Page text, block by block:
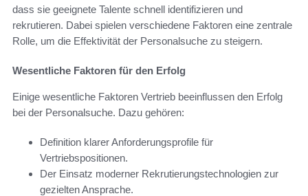
dass sie geeignete Talente schnell identifizieren und
rekrutieren. Dabei spielen verschiedene Faktoren eine zentrale
Rolle, um die Effektivität der Personalsuche zu steigern.
Wesentliche Faktoren für den Erfolg
Einige wesentliche Faktoren Vertrieb beeinflussen den Erfolg
bei der Personalsuche. Dazu gehören:
Definition klarer Anforderungsprofile für
Vertriebspositionen.
Der Einsatz moderner Rekrutierungstechnologien zur
gezielten Ansprache.